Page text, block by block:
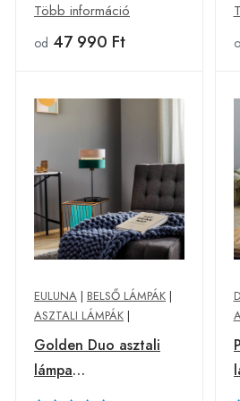
Több információ
od 47 990 Ft
EULUNA | BELSŐ LÁMPÁK |
ASZTALI LÁMPÁK |
Golden Duo asztali
lámpa
szürke/zöld/arany